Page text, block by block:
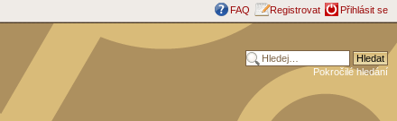
FAQ Registrovat Přihlásit se
Pokročilé hledání